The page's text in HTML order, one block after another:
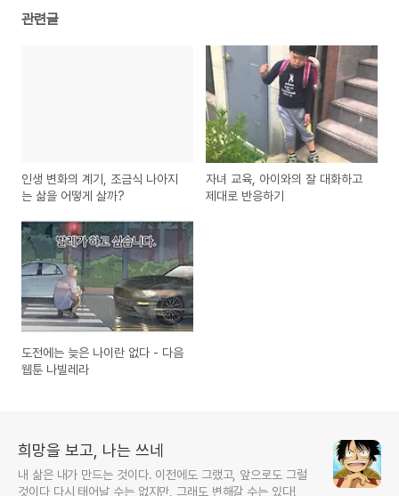
관련글
인생 변화의 계기, 조금식 나아지
는 삶을 어떻게 살까?
자녀 교육, 아이와의 잘 대화하고
제대로 반응하기
도전에는 늦은 나이란 없다 - 다음
웹툰 나빌레라
희망을 보고, 나는 쓰네
내 삶은 내가 만드는 것이다. 이전에도 그랬고, 앞으로도 그럴
것이다 다시 태어날 수는 없지만, 그래도 변해갈 수는 있다!